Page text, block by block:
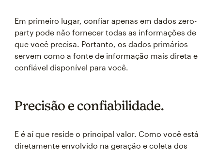
Em primeiro lugar, confiar apenas em dados zero-
party pode não fornecer todas as informações de
que você precisa. Portanto, os dados primários
servem como a fonte de informação mais direta e
confiável disponível para você.
Precisão e confiabilidade.
E é aí que reside o principal valor. Como você está
diretamente envolvido na geração e coleta dos